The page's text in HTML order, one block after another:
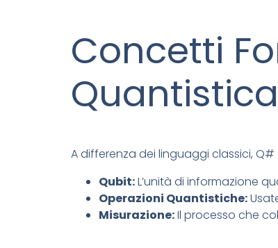
Concetti
A differenza dei linguaggi classici,
Qubit:L’unità di informazione
Operazioni Quantistiche:
Misurazione:Il processo che